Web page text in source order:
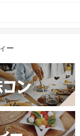
窓口は設けておりませ
→
opw3471a
ー